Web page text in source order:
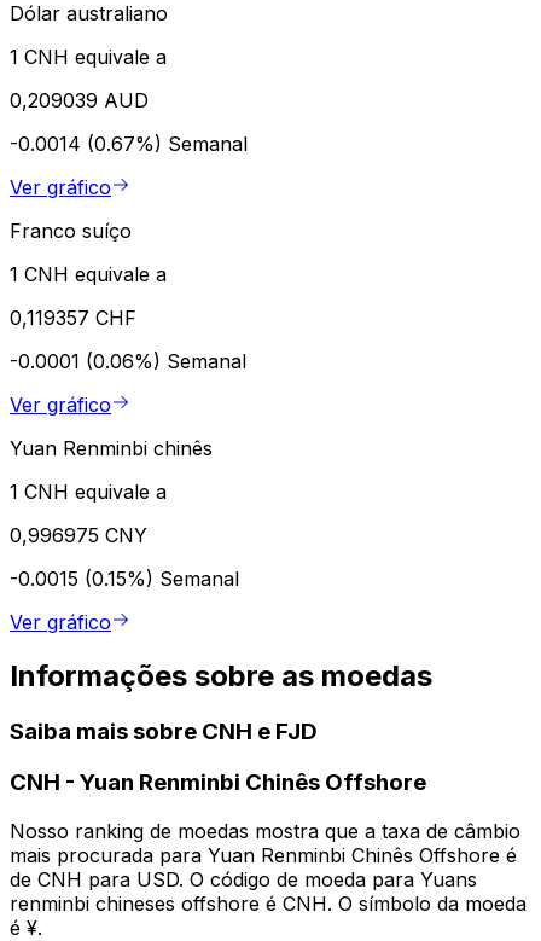
Dólar australiano
1 CNH equivale a
0,209039 AUD
-0.0014 (0.67%) Semanal
Ver gráfico
Franco suíço
1 CNH equivale a
0,119357 CHF
-0.0001 (0.06%) Semanal
Ver gráfico
Yuan Renminbi chinês
1 CNH equivale a
0,996975 CNY
-0.0015 (0.15%) Semanal
Ver gráfico
Informações sobre as moedas
Saiba mais sobre CNH e FJD
CNH - Yuan Renminbi Chinês Offshore
Nosso ranking de moedas mostra que a taxa de câmbio
mais procurada para Yuan Renminbi Chinês Offshore é
de CNH para USD. O código de moeda para Yuans
renminbi chineses offshore é CNH. O símbolo da moeda
é ¥.